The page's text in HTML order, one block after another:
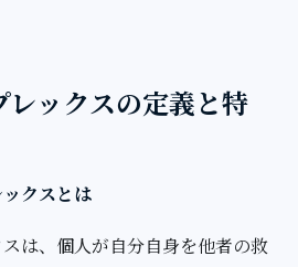
レックスの定義と特
クスとは
は、個人が自分自身を他者の救